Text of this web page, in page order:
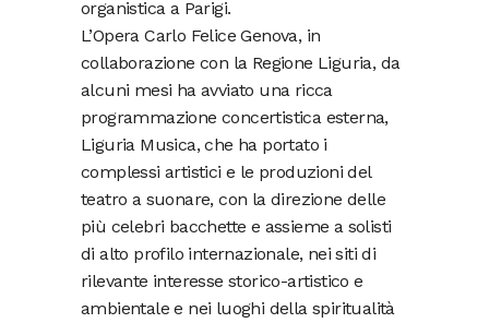
organistica a Parigi.
L’Opera Carlo Felice Genova, in
collaborazione con la Regione Liguria, da
alcuni mesi ha avviato una ricca
programmazione concertistica esterna,
Liguria Musica, che ha portato i
complessi artistici e le produzioni del
teatro a suonare, con la direzione delle
più celebri bacchette e assieme a solisti
di alto profilo internazionale, nei siti di
rilevante interesse storico-artistico e
ambientale e nei luoghi della spiritualità